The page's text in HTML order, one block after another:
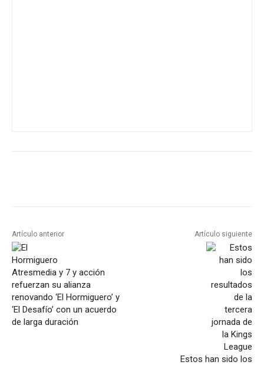
Artículo anterior
Atresmedia y 7 y acción
refuerzan su alianza
renovando ‘El Hormiguero’ y
‘El Desafío’ con un acuerdo
de larga duración
Artículo siguiente
Estos han sido los